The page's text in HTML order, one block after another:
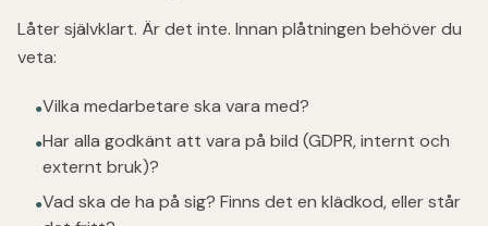
Låter självklart. Är det inte. Innan plåtningen behöver du
veta:
●Vilka medarbetare ska vara med?
●Har alla godkänt att vara på bild (GDPR, internt och
externt bruk)?
●Vad ska de ha på sig? Finns det en klädkod, eller står